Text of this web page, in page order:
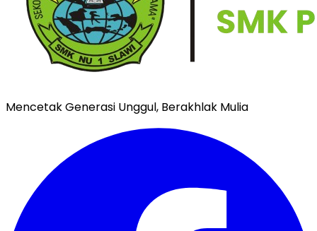
Mencetak Generasi Unggul, Berakhlak Mulia